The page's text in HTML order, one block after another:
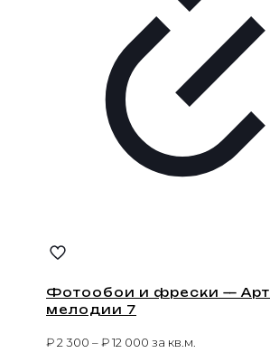
Фотообои и фрески —
мелодии 7
₽2 300 –₽12 000 за кв.м.